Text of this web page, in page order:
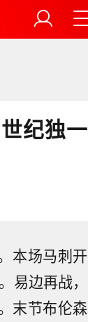
纪独一
本场马刺开
边再战，
末节布伦森